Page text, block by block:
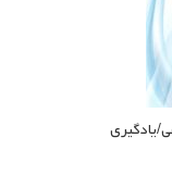
یادگیری